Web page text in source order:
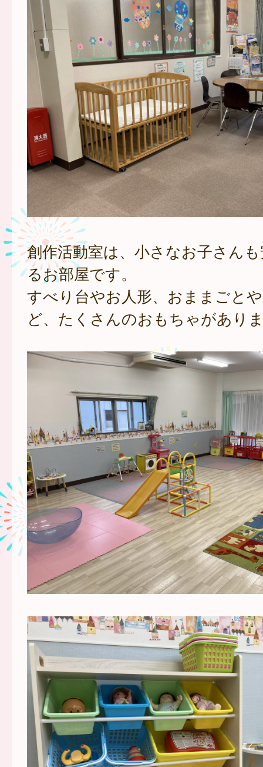
創作活動室は、小さなお子さん
るお部屋です。
すべり台やお人形、おままごと
ど、たくさんのおもちゃがあり